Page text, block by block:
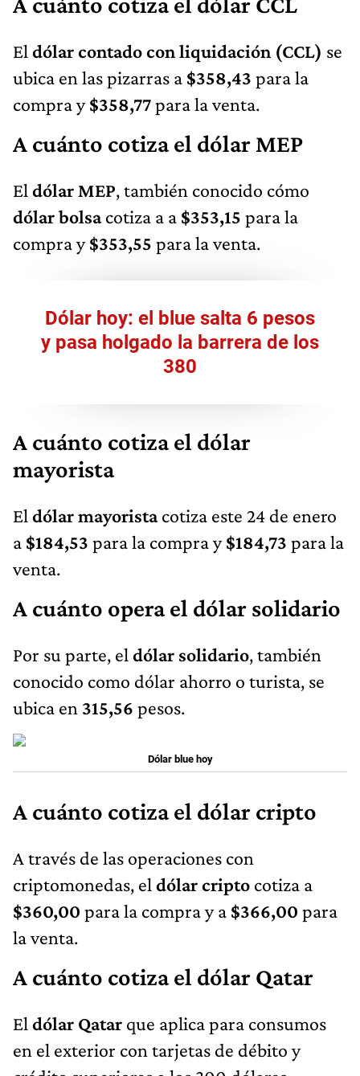
El dólar contado con liquidación (CCL) se
ubica en las pizarras a $358,43 para la
compra y$358,77para la venta.
A cuánto cotiza el dólar MEP
El dólar MEP, también conocido cómo
dólar bolsacotiza a a $353,15 para la
compra y$353,55 para la venta.
Dólar hoy: el blue salta 6 pesos
y pasa holgado la barrera de los
380
A cuánto cotiza el dólar
mayorista
El dólar mayoristacotiza este 24 de enero
a $184,53 para la compra y$184,73 para la
venta.
A cuánto opera el dólar solidario
Por su parte, el dólar solidario, también
conocido como dólar ahorro o turista, se
ubica en 315,56 pesos.
Dólar blue hoy
A cuánto cotiza el dólar cripto
A través de las operaciones con
criptomonedas, el dólar cripto cotiza a
$360,00 para la compra y a $366,00 para
la venta.
A cuánto cotiza el dólar Qatar
El dólar Qatar que aplica para consumos
en el exterior con tarjetas de débito y